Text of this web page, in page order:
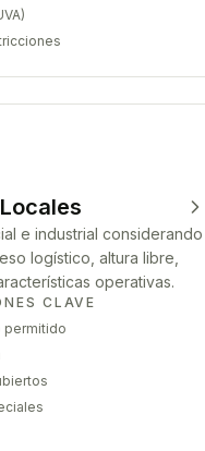
e industrial considerando
logístico, altura libre,
operativas.
CLAVE
permitido